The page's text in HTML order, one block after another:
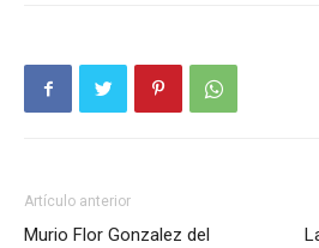
Artículo anterior
Murio Flor Gonzalez del